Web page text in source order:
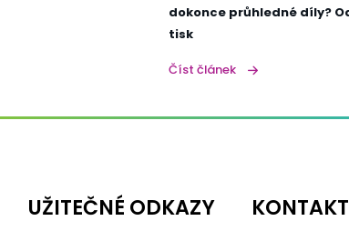
dokonce průhledné díly?
tisk
Číst článek
UŽITEČNÉ ODKAZY KONTAKT